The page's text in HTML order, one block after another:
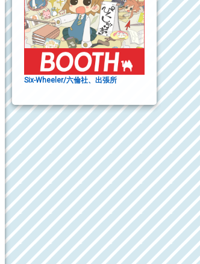
Six-Wheeler/六倫社、出張所